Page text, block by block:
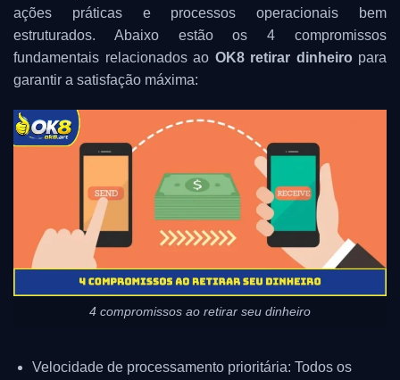
ações práticas e processos operacionais bem
estruturados. Abaixo estão os 4 compromissos
fundamentais relacionados ao OK8 retirar dinheiropara
garantir a satisfação máxima:
4 compromissos ao retirar seu dinheiro
Velocidade de processamento prioritária: Todos os